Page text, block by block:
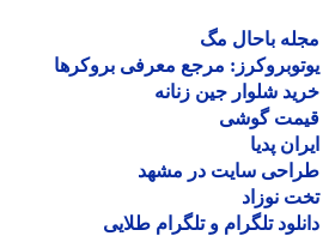
باحال مگ
مرجع معرفی بروکرها
شلوار جین زنانه
گوشی
پدیا
سایت در مشهد
نوزاد
تلگرام و تلگرام طلایی